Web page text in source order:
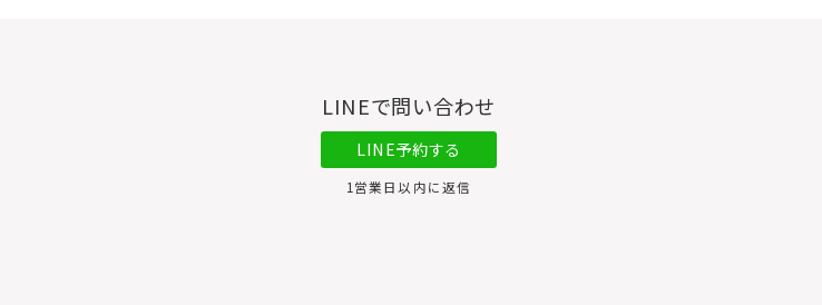
LINEで問い合わせ
LINE予約する
1営業日以内に返信